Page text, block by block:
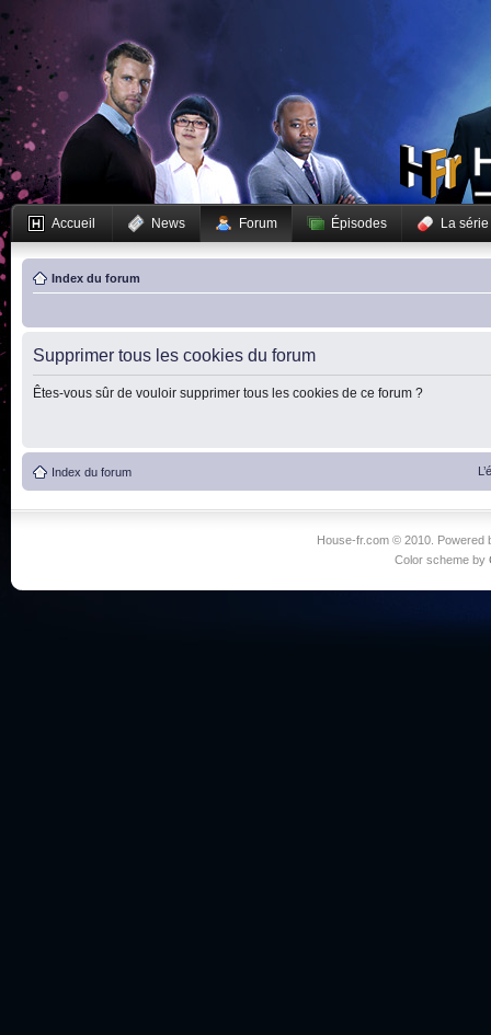
Accueil News Forum Épisodes La série
Index du forum
Supprimer tous les cookies du forum
Êtes-vous sûr de vouloir supprimer tous les cookies de ce forum ?
Index du forum
House-fr.com © 2010. Powered
Color scheme by